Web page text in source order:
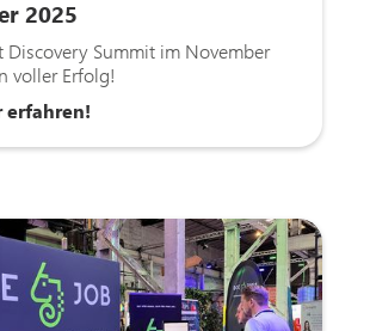
2025
Discovery Summit im November
voller Erfolg!
erfahren!